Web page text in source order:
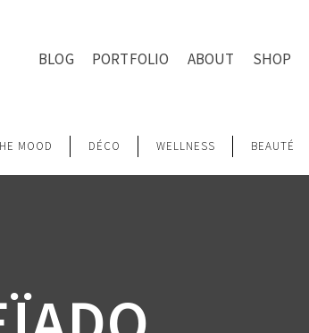
BLOG PORTFOLIO ABOUT SHOP
MOOD DÉCO WELLNESS BEAUTÉ